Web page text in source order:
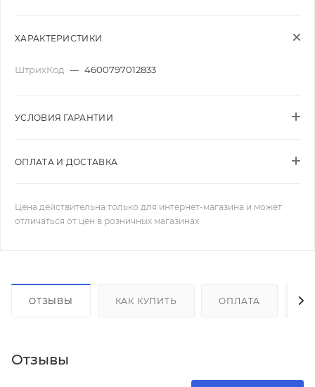
ХАРАКТЕРИСТИКИ
ШтрихКод — 4600797012833
УСЛОВИЯ ГАРАНТИИ
ОПЛАТА И ДОСТАВКА
Цена действительна только для интернет-магазина и может
отличаться от цен в розничных магазинах
ОТЗЫВЫ КАК КУПИТЬ ОПЛАТА
Отзывы